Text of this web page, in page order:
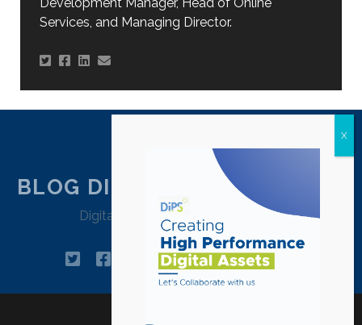
Services, and Managing Director.
BLOG DIPSTRATEGY JAKARTA
Digital Agency Jakarta – Indonesia
twitterfacebookinstagram
linkedin
tiktokpinterest
youtube